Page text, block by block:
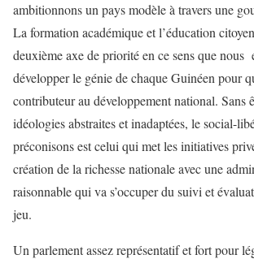
ambitionnons un pays modèle à travers une
La formation académique et l’éducation
deuxième axe de priorité en ce sens que nous
développer le génie de chaque Guinéen pour
contributeur au développement national. Sans
idéologies abstraites et inadaptées, le social-
préconisons est celui qui met les initiatives
création de la richesse nationale avec une
raisonnable qui va s’occuper du suivi et
jeu.
Un parlement assez représentatif et fort pour